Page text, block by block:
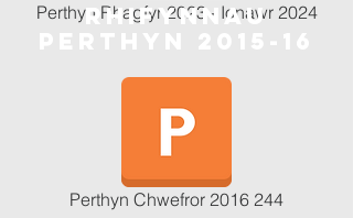
Perthyn Rhagfyr 2023 - Ionawr 2024
rhifynNau
Perthyn Chwefror 2016 244